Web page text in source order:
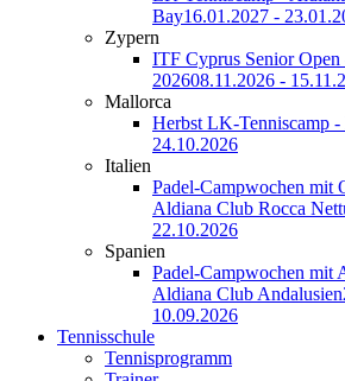
Bay16.01.2027 -
Zypern
ITF Cyprus Senior Open
202608.11.2026 -
Mallorca
Herbst LK-Tenniscamp -
24.10.2026
Italien
Padel-Campwochen mit
Aldiana Club Rocca
22.10.2026
Spanien
Padel-Campwochen mit
Aldiana Club Andalusien
10.09.2026
Tennisschule
Tennisprogramm